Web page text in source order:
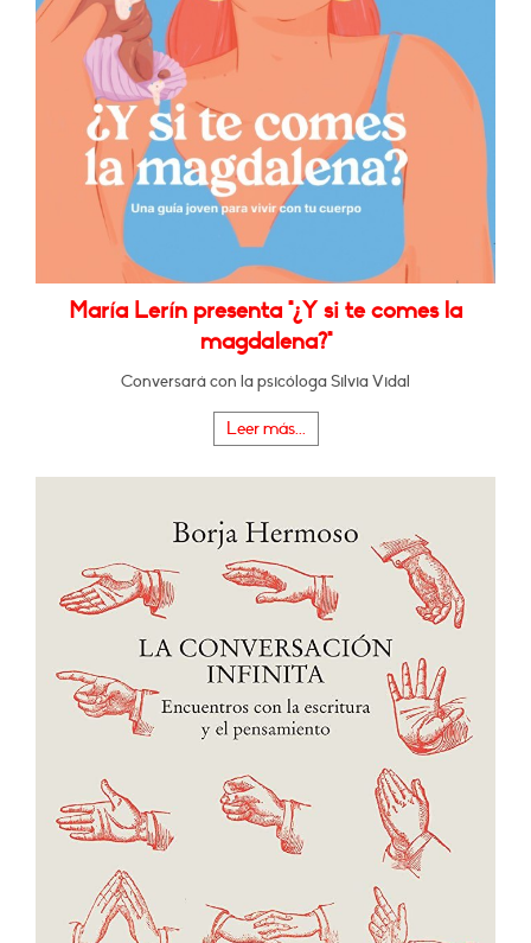
María Lerín presenta "¿Y si te comes la
magdalena?"
Conversará con la psicóloga Silvia Vidal
Leer más...